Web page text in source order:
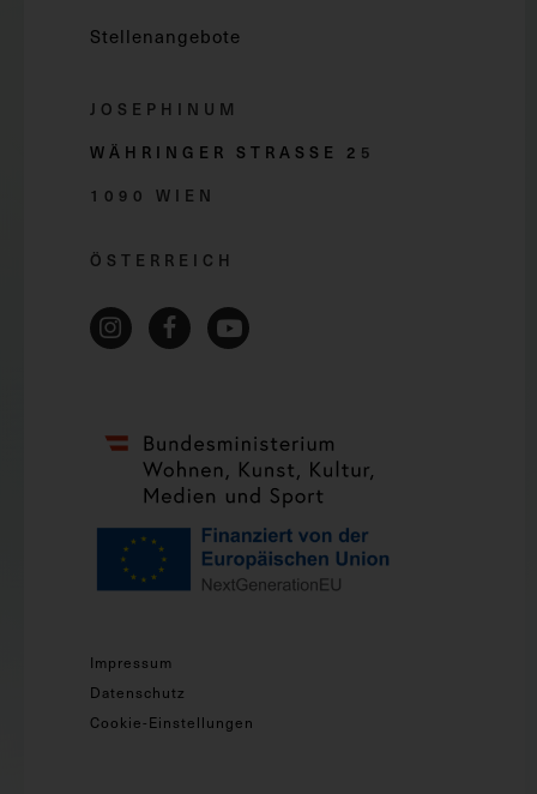
Stellenangebote
JOSEPHINUM
WÄHRINGER STRASSE 2 5
1090 WIEN
ÖSTERREICH
Impressum
Datenschutz
Cookie-Einstellungen